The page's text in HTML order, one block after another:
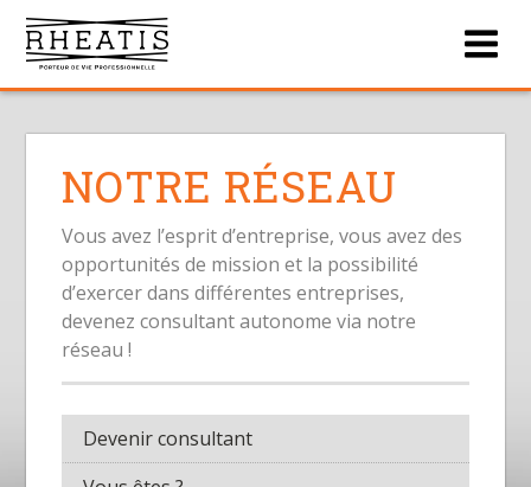
NOTRE RÉSEAU
Vous avez l’esprit d’entreprise, vous avez des
opportunités de mission et la possibilité
d’exercer dans différentes entreprises,
devenez consultant autonome via notre
réseau !
Devenir consultant